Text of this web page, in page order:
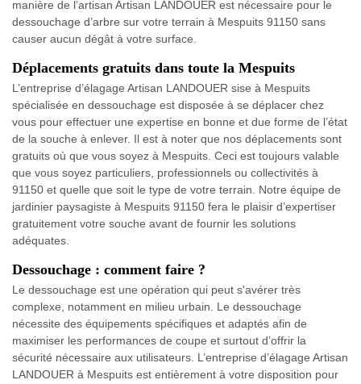
manière de l’artisan Artisan LANDOUER est nécessaire pour le
dessouchage d’arbre sur votre terrain à Mespuits 91150 sans
causer aucun dégât à votre surface.
Déplacements gratuits dans toute la Mespuits
L’entreprise d’élagage Artisan LANDOUER sise à Mespuits
spécialisée en dessouchage est disposée à se déplacer chez
vous pour effectuer une expertise en bonne et due forme de l’état
de la souche à enlever. Il est à noter que nos déplacements sont
gratuits où que vous soyez à Mespuits. Ceci est toujours valable
que vous soyez particuliers, professionnels ou collectivités à
91150 et quelle que soit le type de votre terrain. Notre équipe de
jardinier paysagiste à Mespuits 91150 fera le plaisir d’expertiser
gratuitement votre souche avant de fournir les solutions
adéquates.
Dessouchage : comment faire ?
Le dessouchage est une opération qui peut s'avérer très
complexe, notamment en milieu urbain. Le dessouchage
nécessite des équipements spécifiques et adaptés afin de
maximiser les performances de coupe et surtout d’offrir la
sécurité nécessaire aux utilisateurs. L’entreprise d’élagage Artisan
LANDOUER à Mespuits est entièrement à votre disposition pour